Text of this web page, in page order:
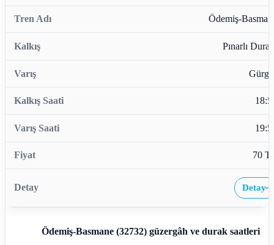
Ödemiş-
Pınarlı
70
Detay›
Ödemiş-Basmane (32732)güzergâh ve durak saatleri